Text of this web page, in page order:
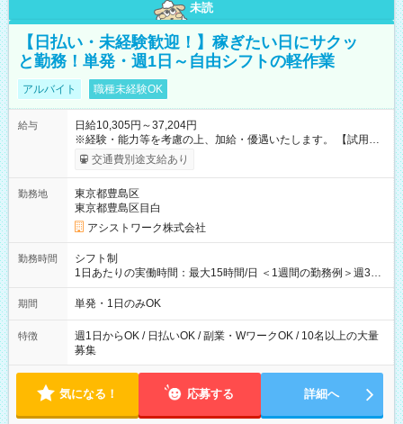
未読
【日払い・未経験歓迎！】稼ぎたい日にサクッ
と勤務！単発・週1日～自由シフトの軽作業
アルバイト 職種未経験OK
給与
日給10,305円～37,204円
※経験・能力等を考慮の上、加給・優遇いたします。 【試用期
間】試用期間なし
交通費別途支給あり
勤務地
東京都豊島区
東京都豊島区目白
アシストワーク株式会社
勤務時間
シフト制
1日あたりの実働時間：最大15時間/日 ＜1週間の勤務例＞週3回
勤務 勤務：月・水・金 休み：火・木・土・日 好きな時にお仕事
可能です！ ※1日あたりの最大実働時間は日勤、夜勤共に勤務し
期間 単発・1日のみOK
特徴
週1日からOK / 日払いOK / 副業・WワークOK / 10名以上の大量
募集
気になる！ 応募する 詳細へ